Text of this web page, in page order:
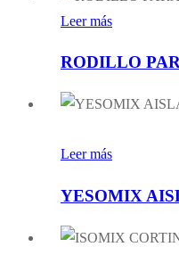
Leer más
RODILLO
Leer más
YESOMIX